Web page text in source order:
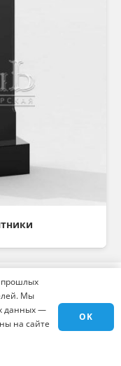
заказ?
прошлых
Мы
данных —
на сайте
OK